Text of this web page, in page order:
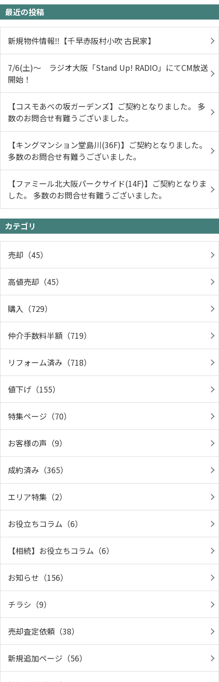
最近の投稿
新規物件情報‼【千早赤阪村小吹 古民家】
7/6(土)～ ラジオ大阪「Stand Up! RADIO」にてCM放送
開始！
【コスモあべの坂ガーデンズ】ご契約となりました。 多
数のお問合せ有難うございました。
【キングマンション堂島川(36F)】ご契約となりました。
多数のお問合せ有難うございました。
【ファミール北大阪パークサイド(14F)】ご契約となりま
した。 多数のお問合せ有難うございました。
カテゴリ
売却（45）
高値売却（45）
購入（729）
仲介手数料半額（719）
リフォーム済み（718）
値下げ（155）
特集ページ（70）
お客様の声（9）
成約済み（365）
エリア特集（2）
お役立ちコラム（6）
【相続】お役立ちコラム（6）
お知らせ（156）
チラシ（9）
売却査定依頼（38）
新規追加ページ（56）